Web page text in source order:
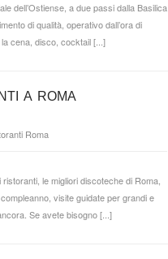
dell’Ostiense, a due passi dalla Basilica
di qualità, operativo dall’ora di
cena, disco, cocktail [...]
A ROMA
Roma
le migliori discoteche di Roma,
visite guidate per grandi e
Se avete bisogno [...]